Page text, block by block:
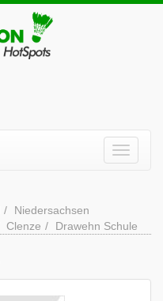
Niedersachsen
Clenze Drawehn Schule